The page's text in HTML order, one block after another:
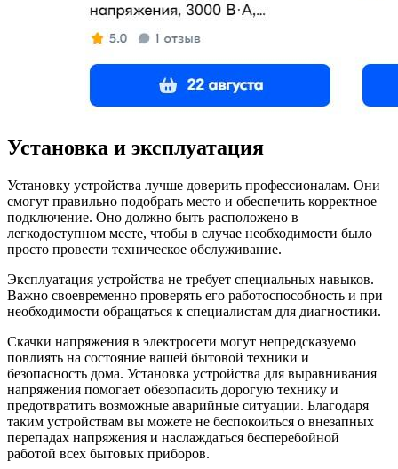
Установка и эксплуатация
Установку устройства лучше доверить профессионалам. Они
смогут правильно подобрать место и обеспечить корректное
подключение. Оно должно быть расположено в
легкодоступном месте, чтобы в случае необходимости было
просто провести техническое обслуживание.
Эксплуатация устройства не требует специальных навыков.
Важно своевременно проверять его работоспособность и при
необходимости обращаться к специалистам для диагностики.
Скачки напряжения в электросети могут непредсказуемо
повлиять на состояние вашей бытовой техники и
безопасность дома. Установка устройства для выравнивания
напряжения помогает обезопасить дорогую технику и
предотвратить возможные аварийные ситуации. Благодаря
таким устройствам вы можете не беспокоиться о внезапных
перепадах напряжения и наслаждаться бесперебойной
работой всех бытовых приборов.